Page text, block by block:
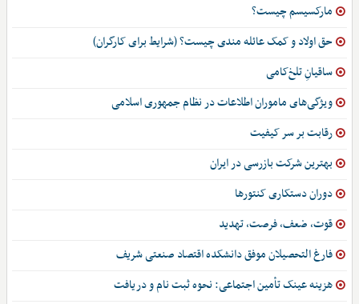
مارکسیسم چیست؟
حق اولاد و کمک عائله مندی چیست؟ (شرایط برای کارگران)
ساقیانِ تلخ‌کامی
ویژگی‌های ماموران اطلاعات در نظام جمهوری اسلامی
رقابت بر سر کیفیت
بهترین شرکت بازرسی در ایران
دوران دستکاری کنتورها
قوت، ضعف، فرصت، تهدید
فارغ التحصیلان موفق دانشکده اقتصاد صنعتی شریف
هزینه عینک تأمین اجتماعی: نحوه ثبت نام و دریافت